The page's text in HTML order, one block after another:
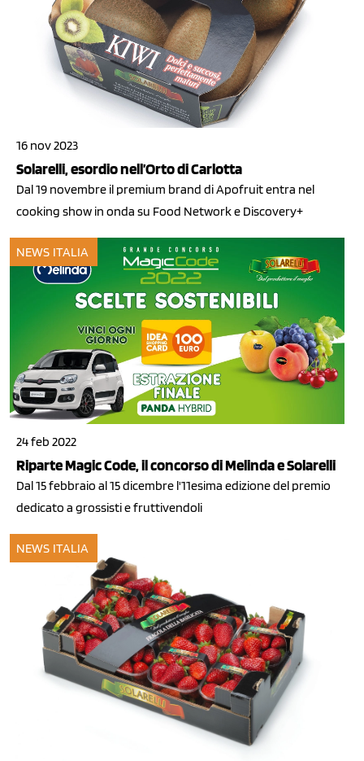
16 nov 2023
Solarelli, esordio nell’Orto di Carlotta
Dal 19 novembre il premium brand di Apofruit entra nel
cooking show in onda su Food Network e Discovery+
NEWS ITALIA
24 feb 2022
Riparte Magic Code, il concorso di Melinda e Solarelli
Dal 15 febbraio al 15 dicembre l'11esima edizione del premio
dedicato a grossisti e fruttivendoli
NEWS ITALIA